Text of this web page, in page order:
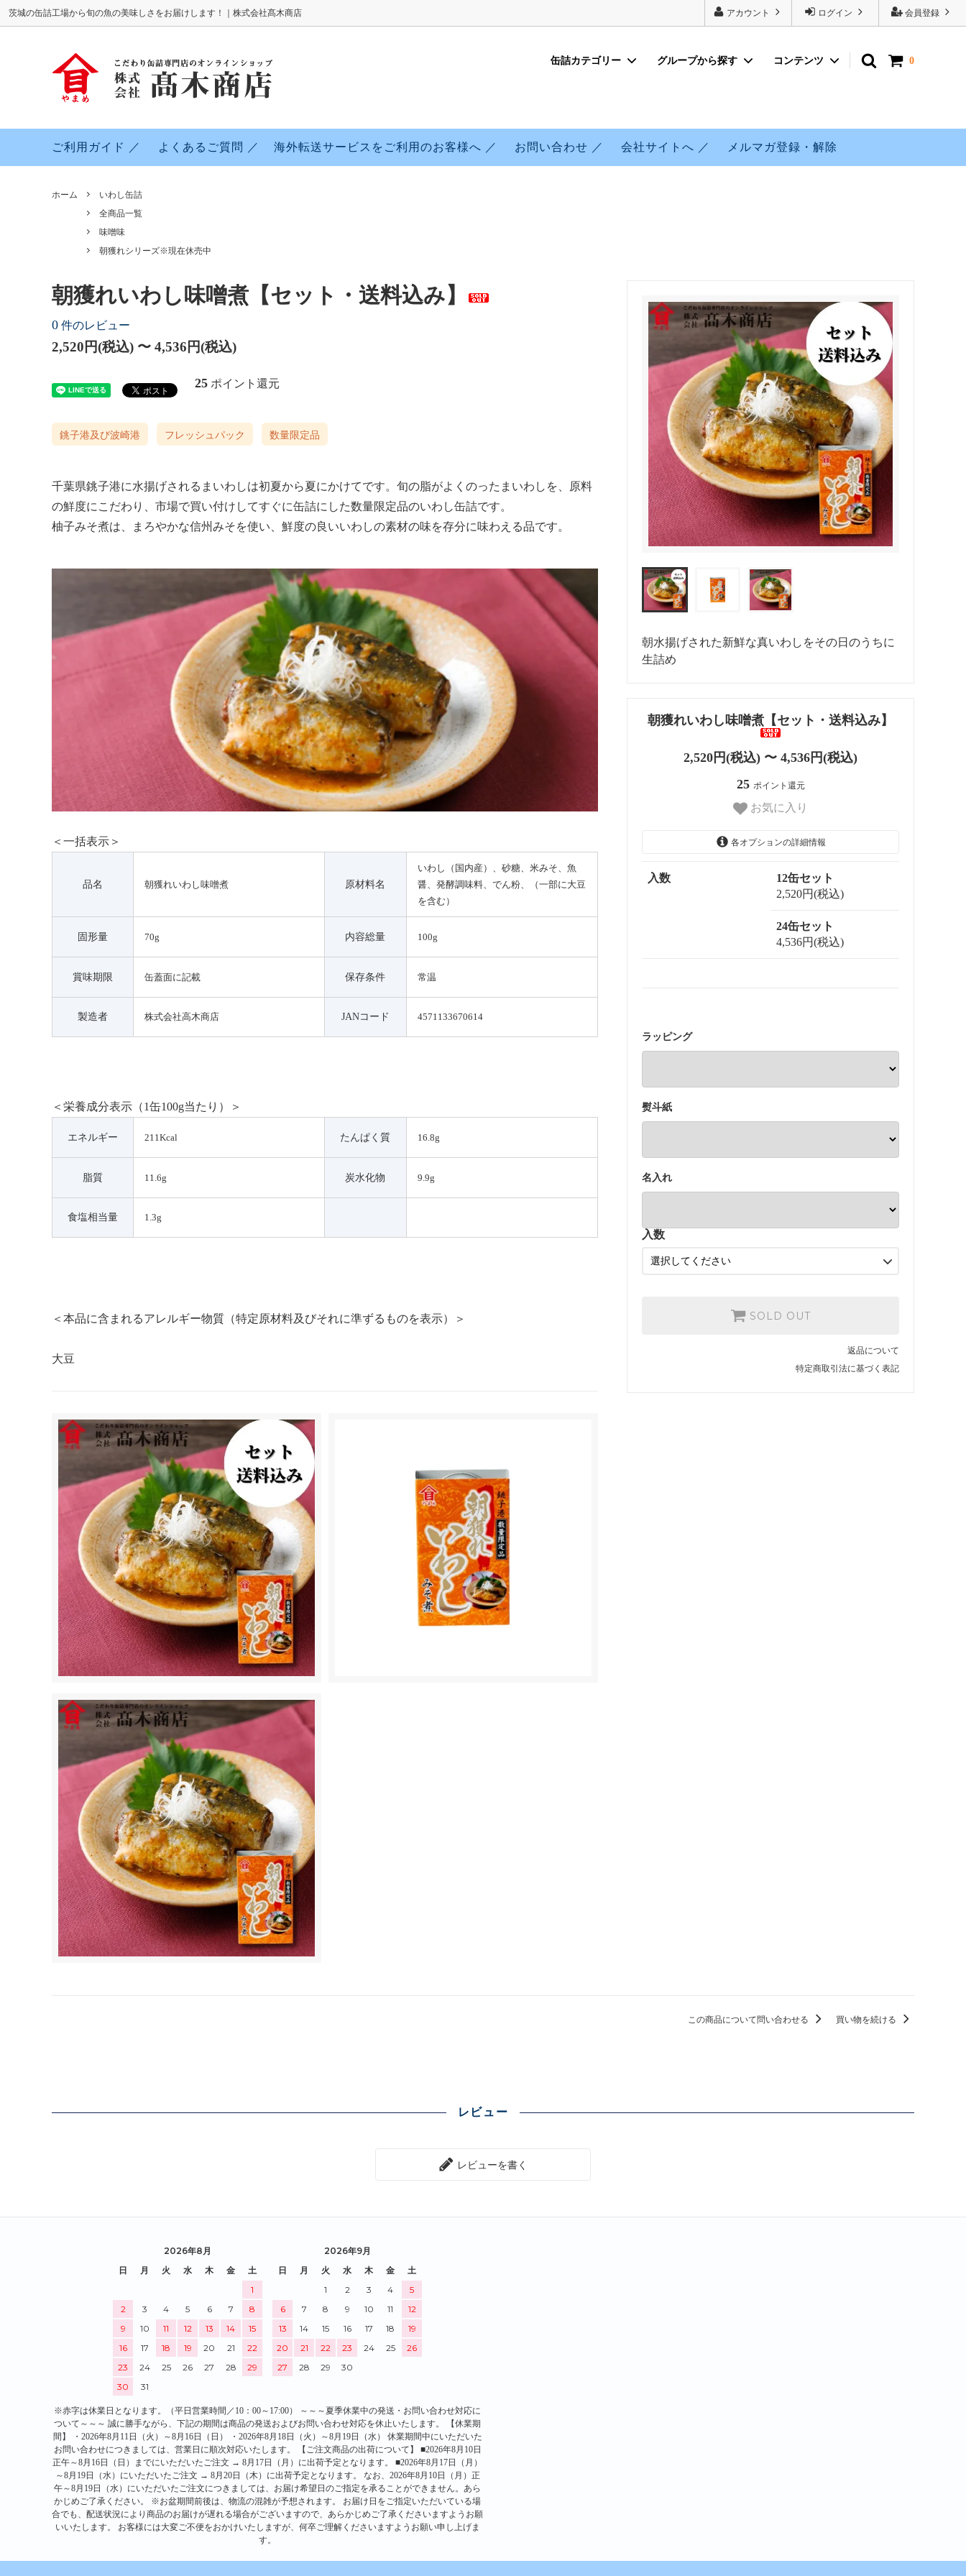
会員登録
ログイン
アカウント
茨城の缶詰工場から旬の魚の美味しさをお届けします！｜株式会社髙木商店
0
缶詰カテゴリー
さんま缶詰
グループから探す
詰
コンテンツ
ご利用ガイド ／ よくあるご質問 ／ 海外転送サービスをご利用のお客様へ ／ お問い合わせ ／ 会社サイトへ ／ メルマガ登録・解除
ホーム
いわし缶詰
全商品一覧
味噌味
朝獲れシリーズ※現在休売中
朝水揚げされた新鮮な真いわしをその日のうちに
生詰め
朝獲れいわし味噌煮【セット・送料込み】
2,520円(税込) 〜 4,536円(税込)
25 ポイント還元
お気に入り
各オプションの詳細情報
入数
12缶セット
2,520円(税込)
24缶セット
4,536円(税込)
ラッピング
熨斗紙
名入れ
入数
SOLD OUT
返品について
特定商取引法に基づく表記
朝獲れいわし味噌煮【セット・送料込み】
0 件のレビュー
2,520円(税込) 〜 4,536円(税込)
25 ポイント還元
銚子港及び波崎港 フレッシュパック 数量限定品
千葉県銚子港に水揚げされるまいわしは初夏から夏にかけてです。旬の脂がよくのったまいわしを、原料
の鮮度にこだわり、市場で買い付けしてすぐに缶詰にした数量限定品のいわし缶詰です。
柚子みそ煮は、まろやかな信州みそを使い、鮮度の良いいわしの素材の味を存分に味わえる品です。
＜一括表示＞
品名 朝獲れいわし味噌煮 原材料名
いわし（国内産）、砂糖、米みそ、魚
醤、発酵調味料、でん粉、（一部に大豆
を含む）
固形量 70g 内容総量 100g
賞味期限 缶蓋面に記載 保存条件 常温
製造者 株式会社高木商店 JANコード 4571133670614
＜栄養成分表示（1缶100g当たり）＞
エネルギー 211Kcal たんぱく質 16.8g
脂質 11.6g 炭水化物 9.9g
食塩相当量 1.3g
＜本品に含まれるアレルギー物質（特定原材料及びそれに準ずるものを表示）＞
大豆
この商品について問い合わせる 買い物を続ける
レビュー
レビューを書く
2026年8月
日
月 火 水 木 金
土
1
2
3 4 5 6 7
8
9
10 11 12 13 14
15
16
17 18 19 20 21
22
23
24 25 26 27 28
29
30
31
2026年9月
日
月 火 水 木 金
土
1
2 3 4
5
6
7 8 9 10 11
12
13
14 15 16 17 18
19
20
21 22 23 24 25
26
27
28 29 30
※赤字は休業日となります。（平日営業時間／10：00～17:00） ～～～夏季休業中の発送・お問い合わせ対応に
ついて～～～ 誠に勝手ながら、下記の期間は商品の発送およびお問い合わせ対応を休止いたします。 【休業期
間】 ・2026年8月11日（火）～8月16日（日） ・2026年8月18日（火）～8月19日（水） 休業期間中にいただいた
お問い合わせにつきましては、営業日に順次対応いたします。 【ご注文商品の出荷について】 ■2026年8月10日
正午～8月16日（日）までにいただいたご注文 → 8月17日（月）に出荷予定となります。 ■2026年8月17日（月）
～8月19日（水）にいただいたご注文 → 8月20日（木）に出荷予定となります。 なお、2026年8月10日（月）正
午～8月19日（水）にいただいたご注文につきましては、お届け希望日のご指定を承ることができません。あら
かじめご了承ください。 ※お盆期間前後は、物流の混雑が予想されます。 お届け日をご指定いただいている場
合でも、配送状況により商品のお届けが遅れる場合がございますので、あらかじめご了承くださいますようお願
いいたします。 お客様には大変ご不便をおかけいたしますが、何卒ご理解くださいますようお願い申し上げま
す。